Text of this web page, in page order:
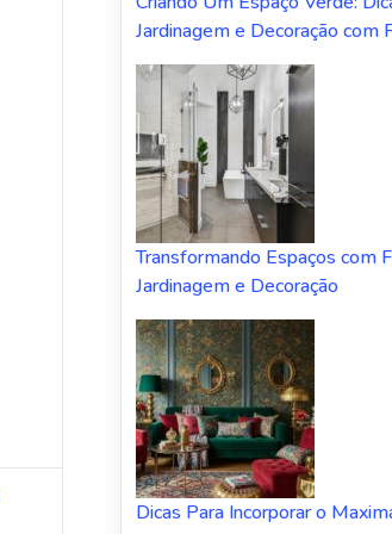
Jardinagem e Decoração com
Transformando Espaços com
Jardinagem e Decoração
Dicas Para Incorporar o